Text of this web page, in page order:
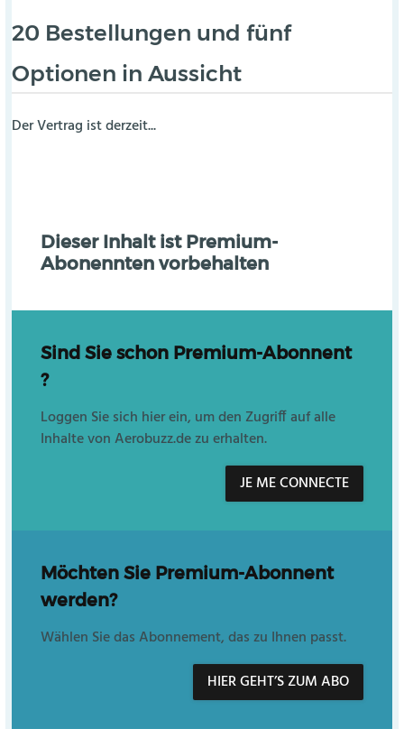
20 Bestellungen und fünf
Optionen in Aussicht
Der Vertrag ist derzeit...
Dieser Inhalt ist Premium-
Abonennten vorbehalten
Sind Sie schon Premium-Abonnent
?
Loggen Sie sich hier ein, um den Zugriff auf alle
Inhalte von Aerobuzz.de zu erhalten.
JE ME CONNECTE
Möchten Sie Premium-Abonnent
werden?
Wählen Sie das Abonnement, das zu Ihnen passt.
HIER GEHT’S ZUM ABO